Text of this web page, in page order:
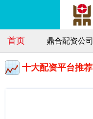
首页 鼎合配资公司
十大配资平台推荐